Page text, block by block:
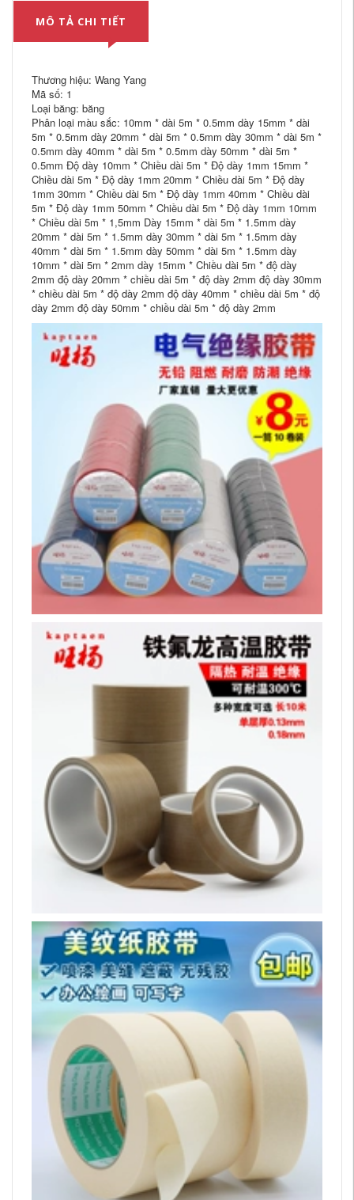
MÔ TẢ CHI TIẾT
Thương hiệu: Wang Yang
Mã số: 1
Loại băng: băng
Phân loại màu sắc: 10mm * dài 5m * 0.5mm dày 15mm * dài
5m * 0.5mm dày 20mm * dài 5m * 0.5mm dày 30mm * dài 5m *
0.5mm dày 40mm * dài 5m * 0.5mm dày 50mm * dài 5m *
0.5mm Độ dày 10mm * Chiều dài 5m * Độ dày 1mm 15mm *
Chiều dài 5m * Độ dày 1mm 20mm * Chiều dài 5m * Độ dày
1mm 30mm * Chiều dài 5m * Độ dày 1mm 40mm * Chiều dài
5m * Độ dày 1mm 50mm * Chiều dài 5m * Độ dày 1mm 10mm
* Chiều dài 5m * 1,5mm Dày 15mm * dài 5m * 1.5mm dày
20mm * dài 5m * 1.5mm dày 30mm * dài 5m * 1.5mm dày
40mm * dài 5m * 1.5mm dày 50mm * dài 5m * 1.5mm dày
10mm * dài 5m * 2mm dày 15mm * Chiều dài 5m * độ dày
2mm độ dày 20mm * chiều dài 5m * độ dày 2mm độ dày 30mm
* chiều dài 5m * độ dày 2mm độ dày 40mm * chiều dài 5m * độ
dày 2mm độ dày 50mm * chiều dài 5m * độ dày 2mm